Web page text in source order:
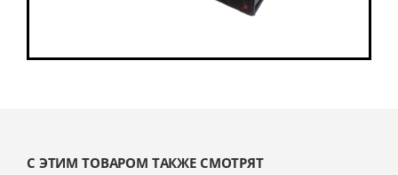
С ЭТИМ ТОВАРОМ ТАКЖЕ СМОТРЯТ